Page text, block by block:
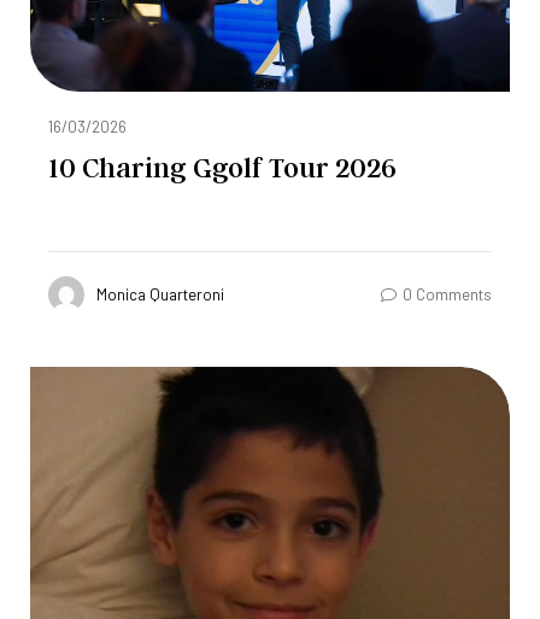
16/03/2026
10 Charing Ggolf Tour 2026
Monica Quarteroni 0 Comments